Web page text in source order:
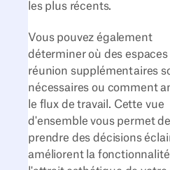
les plus récents.
Vous pouvez également
déterminer où des espaces
réunion supplémentaires
nécessaires ou comment
le flux de travail. Cette vue
d'ensemble vous permet de
prendre des décisions
améliorent la